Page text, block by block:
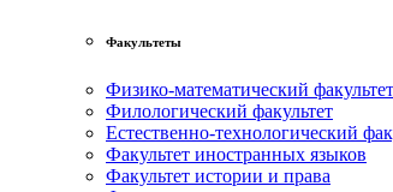
Факультеты
Физико-математический факультет
Филологический факультет
Естественно-технологический
Факультет иностранных языков
Факультет истории и права